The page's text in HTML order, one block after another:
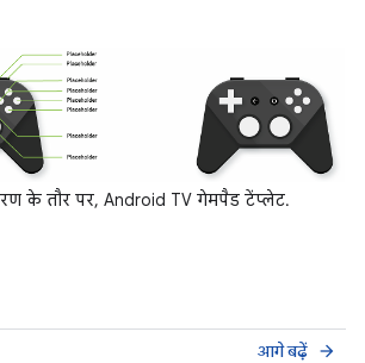
के तौर पर, Android TV गेमपैड टेंप्लेट.
आगे बढ़ें arrow_forward